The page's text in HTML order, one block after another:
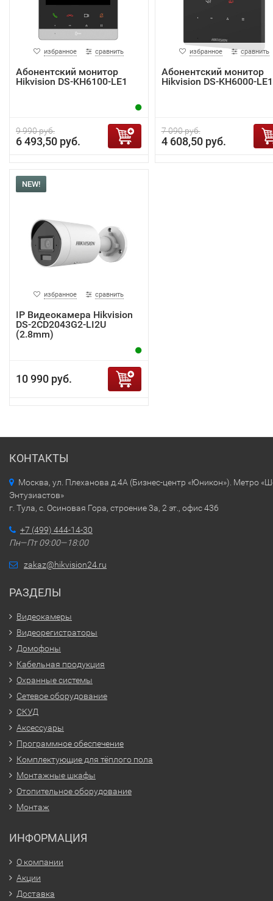
избранное сравнить
Абонентский монитор
Hikvision DS-KH6100-LE1
9 990 руб.
6 493,50 руб.
избранное сравнить
Абонентский монитор
Hikvision DS-KH6000-LE1
7 090 руб.
4 608,50 руб.
NEW!
избранное сравнить
IP Видеокамера Hikvision
DS-2CD2043G2-LI2U
(2.8mm)
10 990 руб.
КОНТАКТЫ
Москва, ул. Плеханова д.4А (Бизнес-центр «Юникон»). Метро
Энтузиастов»
г. Тула, с. Осиновая Гора, строение 3а, 2 эт., офис 436
+7 (499) 444-14-30
Пн—Пт 09:00—18:00
zakaz@hikvision24.ru
РАЗДЕЛЫ
Видеокамеры
Видеорегистраторы
Домофоны
Кабельная продукция
Охранные системы
Сетевое оборудование
СКУД
Аксессуары
Программное обеспечение
Комплектующие для тёплого пола
Монтажные шкафы
Отопительное оборудование
Монтаж
ИНФОРМАЦИЯ
О компании
Акции
Доставка